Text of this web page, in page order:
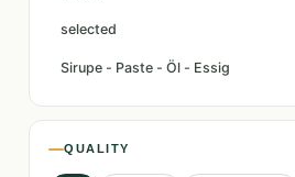
selected
Sirupe - Paste - Öl - Essig
QUALITY